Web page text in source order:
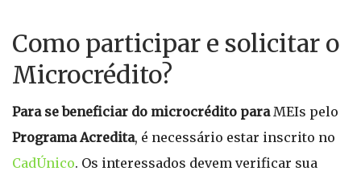
Como participar e solicitar o
Microcrédito?
Para se beneficiar do microcrédito paraMEIs pelo
Programa Acredita, é necessário estar inscrito no
CadÚnico. Os interessados devem verificar sua